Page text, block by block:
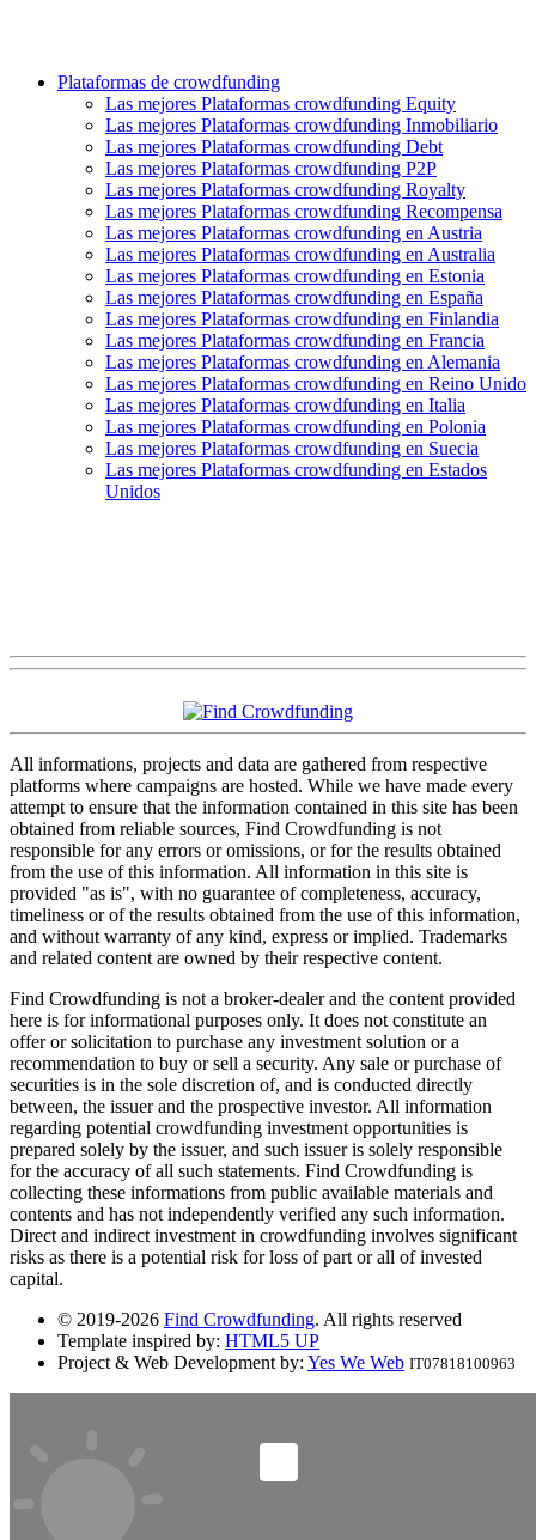
Plataformas de crowdfunding
Las mejores Plataformas crowdfunding Equity
Las mejores Plataformas crowdfunding Inmobiliario
Las mejores Plataformas crowdfunding Debt
Las mejores Plataformas crowdfunding P2P
Las mejores Plataformas crowdfunding Royalty
Las mejores Plataformas crowdfunding Recompensa
Las mejores Plataformas crowdfunding en Austria
Las mejores Plataformas crowdfunding en Australia
Las mejores Plataformas crowdfunding en Estonia
Las mejores Plataformas crowdfunding en España
Las mejores Plataformas crowdfunding en Finlandia
Las mejores Plataformas crowdfunding en Francia
Las mejores Plataformas crowdfunding en Alemania
Las mejores Plataformas crowdfunding en Reino Unido
Las mejores Plataformas crowdfunding en Italia
Las mejores Plataformas crowdfunding en Polonia
Las mejores Plataformas crowdfunding en Suecia
Las mejores Plataformas crowdfunding en Estados
Unidos
All informations, projects and data are gathered from respective
platforms where campaigns are hosted. While we have made every
attempt to ensure that the information contained in this site has been
obtained from reliable sources, Find Crowdfunding is not
responsible for any errors or omissions, or for the results obtained
from the use of this information. All information in this site is
provided "as is", with no guarantee of completeness, accuracy,
timeliness or of the results obtained from the use of this information,
and without warranty of any kind, express or implied. Trademarks
and related content are owned by their respective content.
Find Crowdfunding is not a broker-dealer and the content provided
here is for informational purposes only. It does not constitute an
offer or solicitation to purchase any investment solution or a
recommendation to buy or sell a security. Any sale or purchase of
securities is in the sole discretion of, and is conducted directly
between, the issuer and the prospective investor. All information
regarding potential crowdfunding investment opportunities is
prepared solely by the issuer, and such issuer is solely responsible
for the accuracy of all such statements. Find Crowdfunding is
collecting these informations from public available materials and
contents and has not independently verified any such information.
Direct and indirect investment in crowdfunding involves significant
risks as there is a potential risk for loss of part or all of invested
capital.
© 2019-2026 Find Crowdfunding. All rights reserved
Template inspired by: HTML5 UP
Project & Web Development by: Yes We Web IT07818100963